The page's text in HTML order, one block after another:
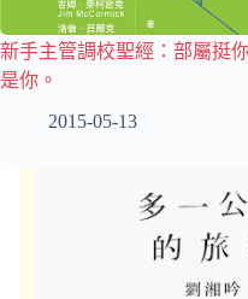
新手主管調校聖經：部屬挺
是你。
2015-05-13